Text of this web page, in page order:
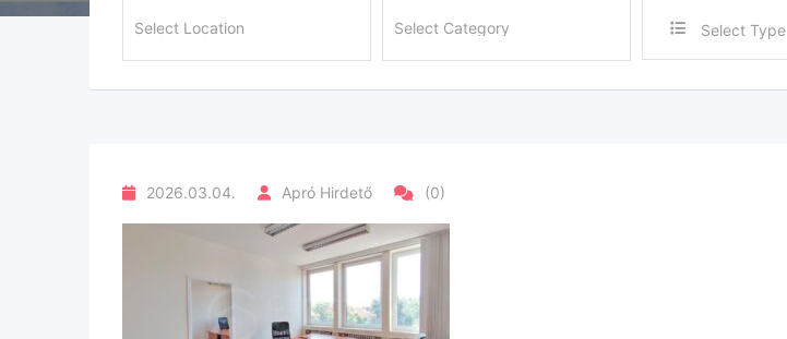
Select Type
2026.03.04. Apró Hirdető (0)